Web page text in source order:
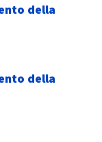
della
della